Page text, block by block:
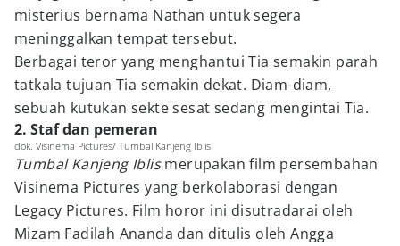
misterius bernama Nathan untuk segera
meninggalkan tempat tersebut.
Berbagai teror yang menghantui Tia semakin parah
tatkala tujuan Tia semakin dekat. Diam-diam,
sebuah kutukan sekte sesat sedang mengintai Tia.
2. Staf dan pemeran
dok. Visinema Pictures/ Tumbal Kanjeng Iblis
Tumbal Kanjeng Iblismerupakan film persembahan
Visinema Pictures yang berkolaborasi dengan
Legacy Pictures. Film horor ini disutradarai oleh
Mizam Fadilah Ananda dan ditulis oleh Angga